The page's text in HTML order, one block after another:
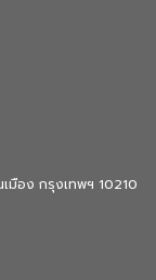
มือง กรุงเทพฯ 10210